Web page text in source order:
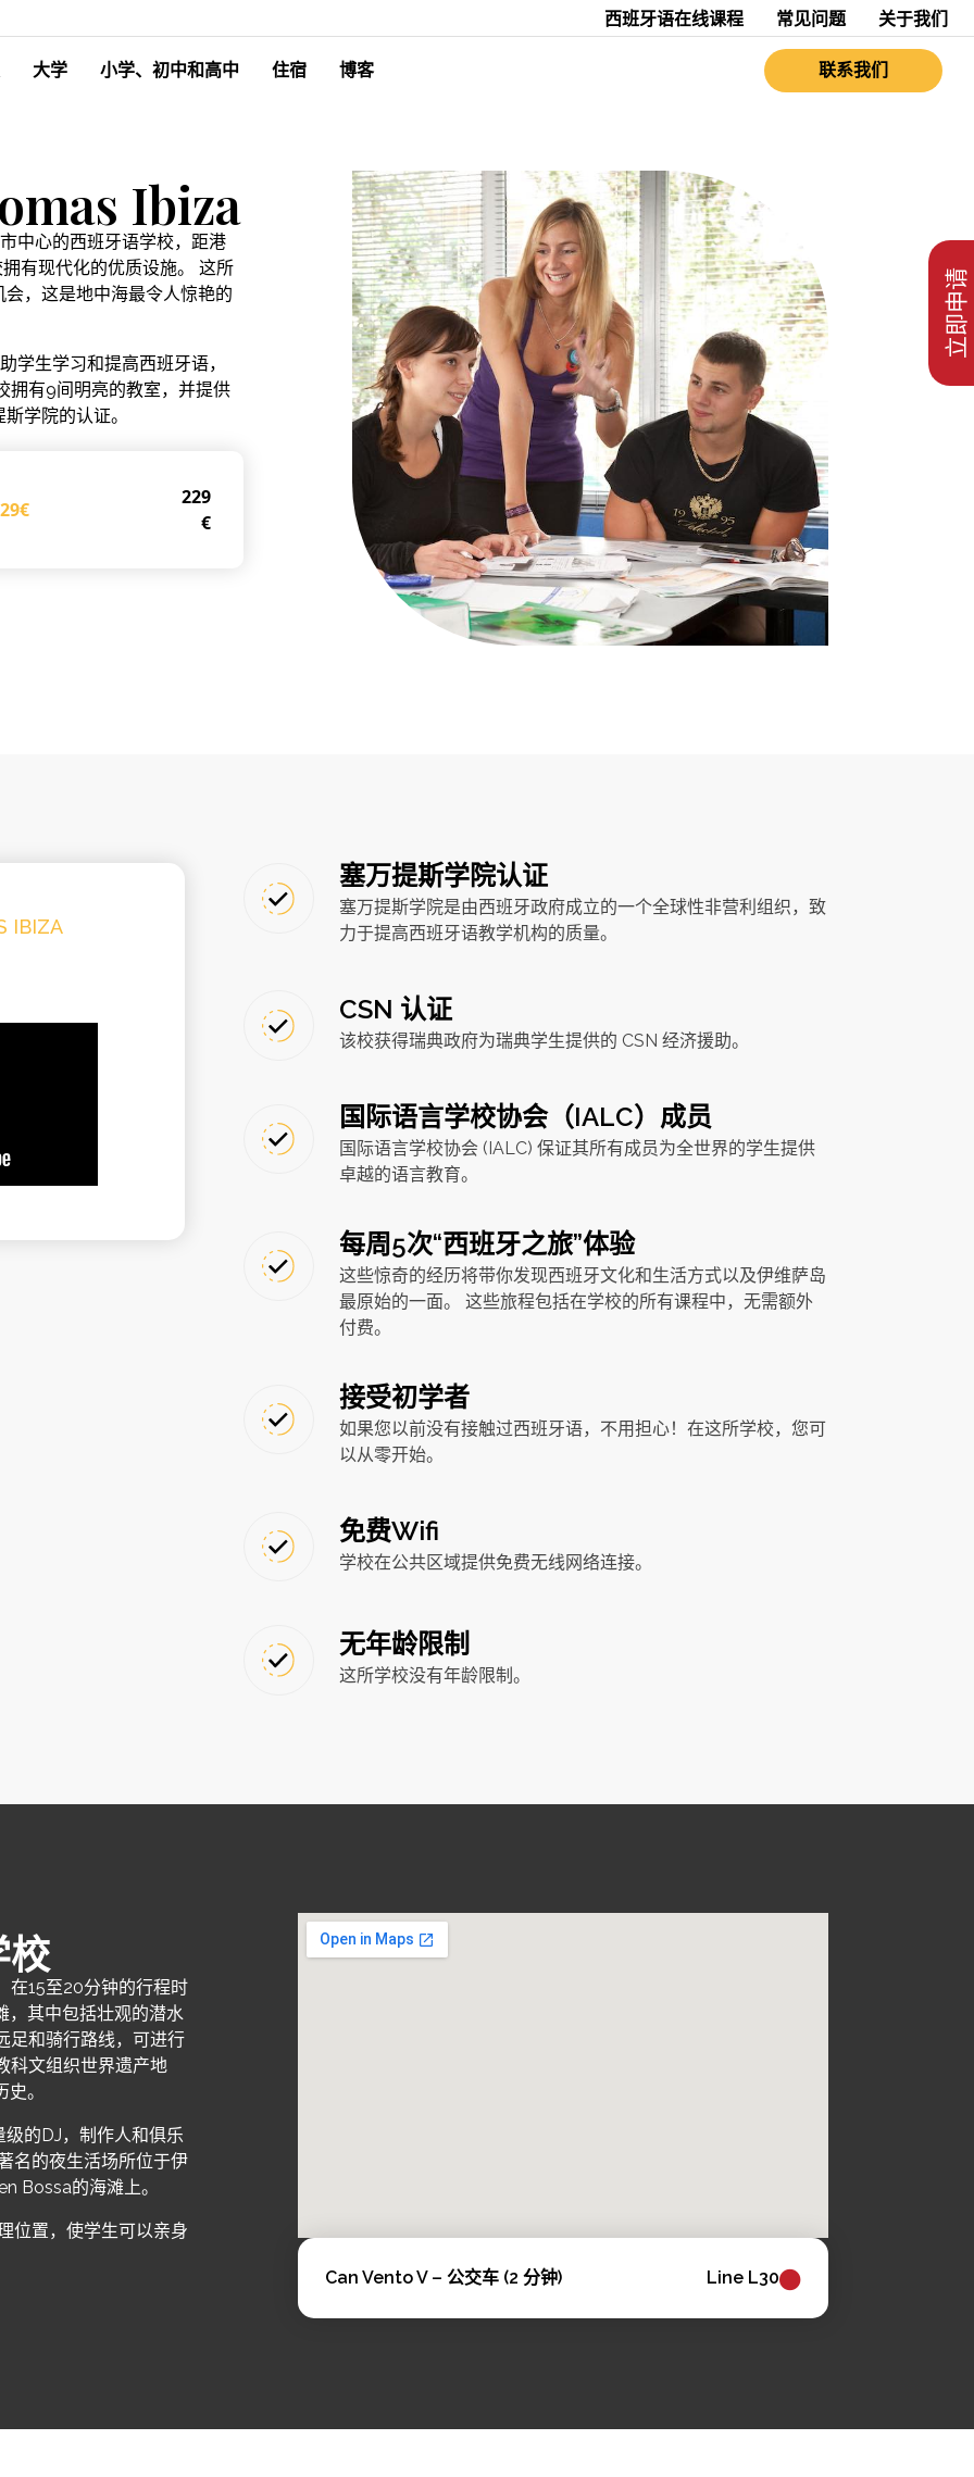
西班牙语在线课程 常见问题 关于我们
大学 小学、初中和高中 住宿 博客 联系我们
立即申请
Ibiza
中心的西班牙语学校，距港
有现代化的优质设施。 这所
，这是地中海最令人惊艳的
生学习和提高西班牙语，
拥有9间明亮的教室，并提供
学院的认证。
229
€
IBIZA
塞万提斯学院认证
塞万提斯学院是由西班牙政府成立的一个全球性非营利组织，致
力于提高西班牙语教学机构的质量。
CSN 认证
该校获得瑞典政府为瑞典学生提供的 CSN 经济援助。
国际语言学校协会（IALC）成员
国际语言学校协会 (IALC) 保证其所有成员为全世界的学生提供
卓越的语言教育。
每周5次“西班牙之旅”体验
这些惊奇的经历将带你发现西班牙文化和生活方式以及伊维萨岛
最原始的一面。 这些旅程包括在学校的所有课程中，无需额外
付费。
接受初学者
如果您以前没有接触过西班牙语，不用担心！在这所学校，您可
以从零开始。
免费Wifi
学校在公共区域提供免费无线网络连接。
无年龄限制
这所学校没有年龄限制。
校
在15至20分钟的行程时
，其中包括壮观的潜水
足和骑行路线，可进行
科文组织世界遗产地
。
的DJ，制作人和俱乐
名的夜生活场所位于伊
Bossa的海滩上。
位置，使学生可以亲身
Can Vento V – 公交车 (2 分钟) Line L30